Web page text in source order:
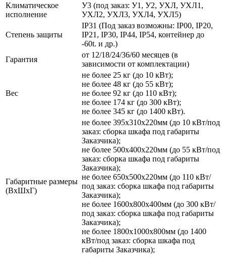
Климатическое
исполнение
У3 (под заказ: У1, У2, УХЛ, УХЛ1,
УХЛ2, УХЛ3, УХЛ4, УХЛ5)
Степень защиты
IP31 (Под заказ возможны: IP00, IP20,
IP21, IP30, IP44, IP54, контейнер до
-60t. и др.)
Гарантия
от 12/18/24/36/60 месяцев (в
зависимости от комплектации)
Вес
не более 25 кг (до 10 кВт);
не более 48 кг (до 55 кВт);
не более 92 кг (до 110 кВт);
не более 174 кг (до 300 кВт);
не более 345 кг (до 1400 кВт).
Габаритные размеры
(ВхШхГ)
не более 395х310х220мм (до 10 кВт/под
заказ: сборка шкафа под габариты
Заказчика);
не более 500х400х220мм (до 55 кВт/под
заказ: сборка шкафа под габариты
Заказчика);
не более 650х500х220мм (до 110 кВт/
под заказ: сборка шкафа под габариты
Заказчика);
не более 1600х800х400мм (до 300 кВт/
под заказ: сборка шкафа под габариты
Заказчика);
не более 1800х1000х800мм (до 1400
кВт/под заказ: сборка шкафа под
габариты Заказчика);